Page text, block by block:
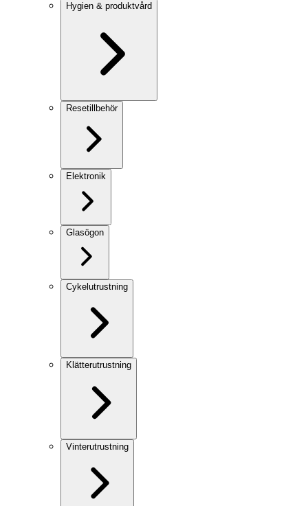
Hygien & produktvård
Resetillbehör
Elektronik
Glasögon
Cykelutrustning
Klätterutrustning
Vinterutrustning